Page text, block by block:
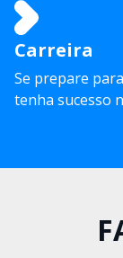
Carreira
Se prepare
tenha sucesso